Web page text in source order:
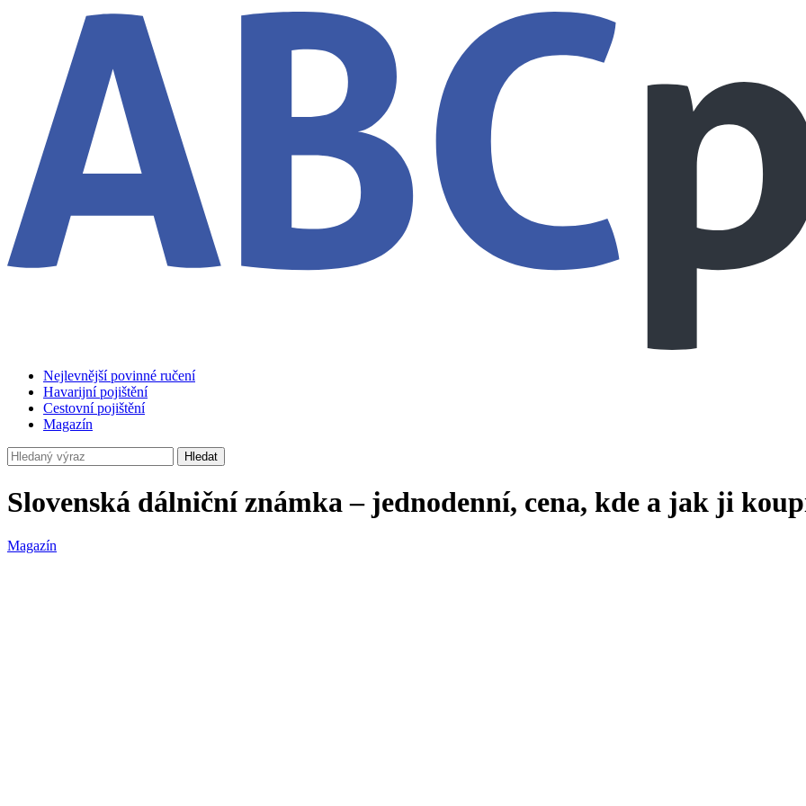
Nejlevnější povinné ručení
Havarijní pojištění
Cestovní pojištění
Magazín
Hledat
Slovenská dálniční známka – jednodenní, cena, kde a jak ji
Magazín